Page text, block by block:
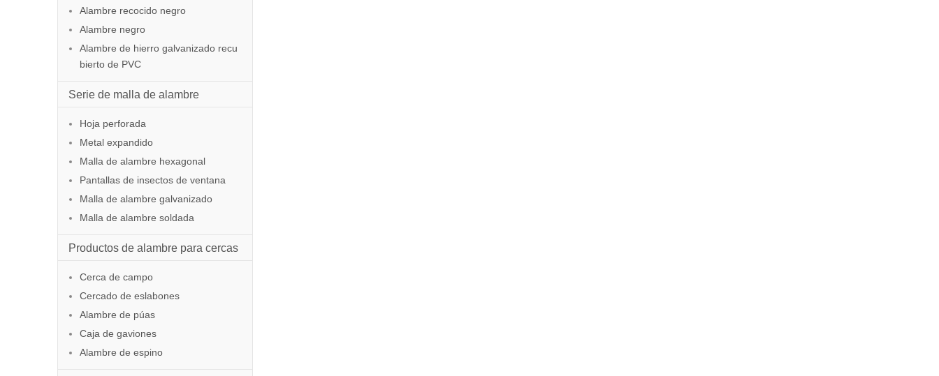
Alambre recocido negro
Alambre negro
Alambre de hierro galvanizado recu
bierto de PVC
Serie de malla de alambre
Hoja perforada
Metal expandido
Malla de alambre hexagonal
Pantallas de insectos de ventana
Malla de alambre galvanizado
Malla de alambre soldada
Productos de alambre para cercas
Cerca de campo
Cercado de eslabones
Alambre de púas
Caja de gaviones
Alambre de espino